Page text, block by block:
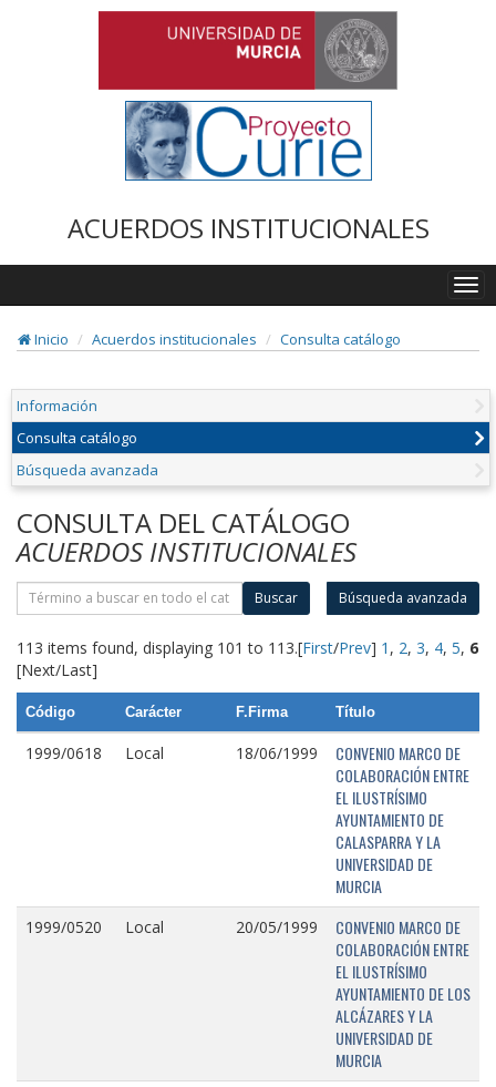
ACUERDOS INSTITUCIONALES
Inicio
Acuerdos institucionales Consulta catálogo
Información
Consulta catálogo
Búsqueda avanzada
CONSULTA DEL CATÁLOGO
ACUERDOS INSTITUCIONALES
Buscar Búsqueda avanzada
113 items found, displaying 101 to 113.[First/Prev] 1 , 2, 3, 4, 5, 6
[Next/Last]
Código Carácter F.Firma Título
1999/0618 Local 18/06/1999
CONVENIO MARCO DE
COLABORACIÓN ENTRE
EL ILUSTRÍSIMO
AYUNTAMIENTO DE
CALASPARRA Y LA
UNIVERSIDAD DE
MURCIA
1999/0520 Local 20/05/1999
CONVENIO MARCO DE
COLABORACIÓN ENTRE
EL ILUSTRÍSIMO
AYUNTAMIENTO DE LOS
ALCÁZARES Y LA
UNIVERSIDAD DE
MURCIA